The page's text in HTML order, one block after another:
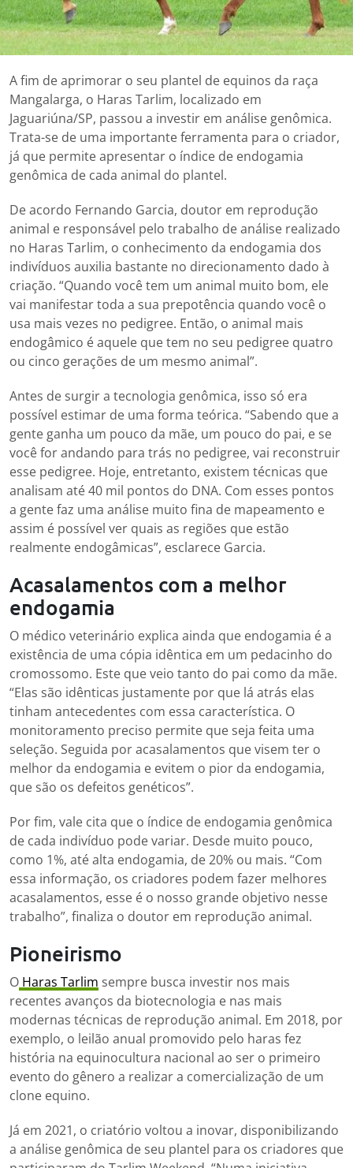
A fim de aprimorar o seu plantel de equinos da raça
Mangalarga, o Haras Tarlim, localizado em
Jaguariúna/SP, passou a investir em análise genômica.
Trata-se de uma importante ferramenta para o criador,
já que permite apresentar o índice de endogamia
genômica de cada animal do plantel.
De acordo Fernando Garcia, doutor em reprodução
animal e responsável pelo trabalho de análise realizado
no Haras Tarlim, o conhecimento da endogamia dos
indivíduos auxilia bastante no direcionamento dado à
criação. “Quando você tem um animal muito bom, ele
vai manifestar toda a sua prepotência quando você o
usa mais vezes no pedigree. Então, o animal mais
endogâmico é aquele que tem no seu pedigree quatro
ou cinco gerações de um mesmo animal”.
Antes de surgir a tecnologia genômica, isso só era
possível estimar de uma forma teórica. “Sabendo que a
gente ganha um pouco da mãe, um pouco do pai, e se
você for andando para trás no pedigree, vai reconstruir
esse pedigree. Hoje, entretanto, existem técnicas que
analisam até 40 mil pontos do DNA. Com esses pontos
a gente faz uma análise muito fina de mapeamento e
assim é possível ver quais as regiões que estão
realmente endogâmicas”, esclarece Garcia.
Acasalamentos com a melhor
endogamia
O médico veterinário explica ainda que endogamia é a
existência de uma cópia idêntica em um pedacinho do
cromossomo. Este que veio tanto do pai como da mãe.
“Elas são idênticas justamente por que lá atrás elas
tinham antecedentes com essa característica. O
monitoramento preciso permite que seja feita uma
seleção. Seguida por acasalamentos que visem ter o
melhor da endogamia e evitem o pior da endogamia,
que são os defeitos genéticos”.
Por fim, vale cita que o índice de endogamia genômica
de cada indivíduo pode variar. Desde muito pouco,
como 1%, até alta endogamia, de 20% ou mais. “Com
essa informação, os criadores podem fazer melhores
acasalamentos, esse é o nosso grande objetivo nesse
trabalho”, finaliza o doutor em reprodução animal.
Pioneirismo
O Haras Tarlim sempre busca investir nos mais
recentes avanços da biotecnologia e nas mais
modernas técnicas de reprodução animal. Em 2018, por
exemplo, o leilão anual promovido pelo haras fez
história na equinocultura nacional ao ser o primeiro
evento do gênero a realizar a comercialização de um
clone equino.
Já em 2021, o criatório voltou a inovar, disponibilizando
a análise genômica de seu plantel para os criadores que